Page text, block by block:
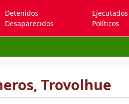
Detenidos
Desaparecidos
Ejecutados
Políticos
Trovolhue